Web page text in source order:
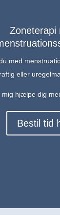
Zoneterapi
med
eller
mig hjælpe dig
Bestil tid